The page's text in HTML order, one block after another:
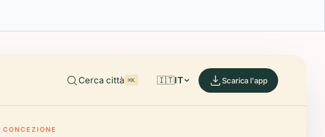
Cerca città ⌘K 🇮🇹IT Scarica l'app